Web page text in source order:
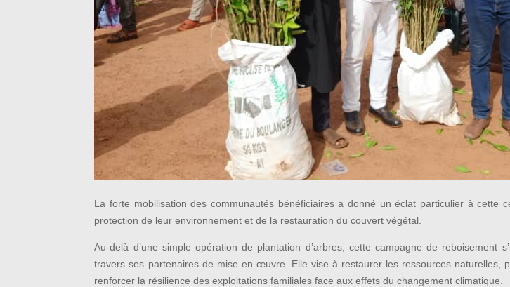
La forte mobilisation des communautés bénéficiaires a donné un éclat particulier à cette
protection de leur environnement et de la restauration du couvert végétal.
Au-delà d’une simple opération de plantation d’arbres, cette campagne de reboisement
travers ses partenaires de mise en œuvre. Elle vise à restaurer les ressources naturelles,
renforcer la résilience des exploitations familiales face aux effets du changement climatique.